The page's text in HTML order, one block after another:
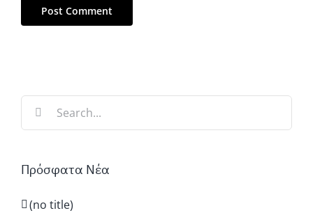
Search
Πρόσφατα Νέα
(no title)